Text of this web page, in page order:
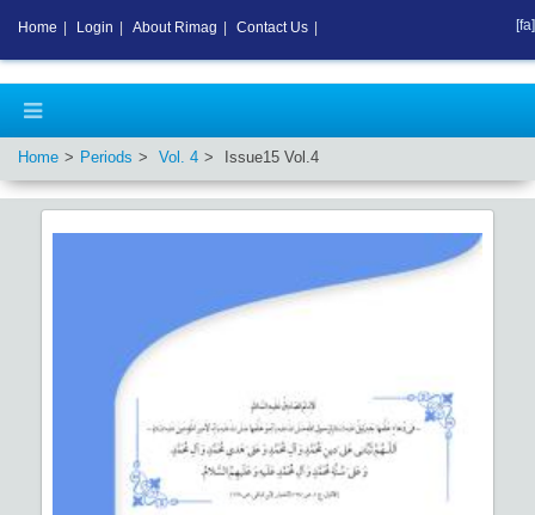
Home Periods Vol. 4 Issue15 Vol.4
Home Login About Rimag Contact Us [fa]